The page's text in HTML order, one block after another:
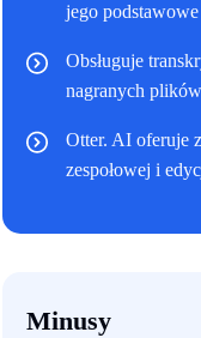
jego
Obsługuje
nagranych
Otter. AI oferuje
zespołowej i
Minusy